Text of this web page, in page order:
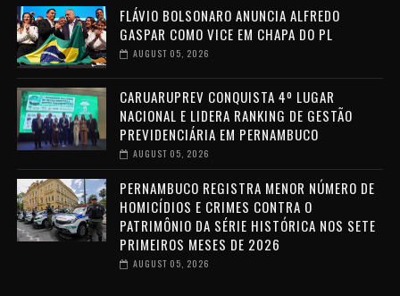
FLÁVIO BOLSONARO ANUNCIA ALFREDO
GASPAR COMO VICE EM CHAPA DO PL
AUGUST 05, 2026
CARUARUPREV CONQUISTA 4º LUGAR
NACIONAL E LIDERA RANKING DE GESTÃO
PREVIDENCIÁRIA EM PERNAMBUCO
AUGUST 05, 2026
PERNAMBUCO REGISTRA MENOR NÚMERO DE
HOMICÍDIOS E CRIMES CONTRA O
PATRIMÔNIO DA SÉRIE HISTÓRICA NOS SETE
PRIMEIROS MESES DE 2026
AUGUST 05, 2026